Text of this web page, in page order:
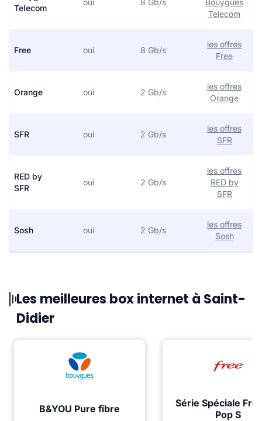
Telecom
oui 8 Gb/s
Bouygues
Telecom
Free oui 8 Gb/s
les offres
Free
Orange oui 2 Gb/s
les offres
Orange
SFR oui 2 Gb/s
les offres
SFR
RED by
SFR
oui 2 Gb/s
les offres
RED by
SFR
Sosh oui 2 Gb/s
les offres
Sosh
Les meilleures box internet à Saint-
Didier
B&YOU Pure fibre
Série Spéciale
Pop S